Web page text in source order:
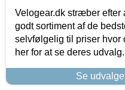
Velogear.dk stræber
godt sortiment af de
selvfølgelig til priser
her for at se deres udvalg.
Se